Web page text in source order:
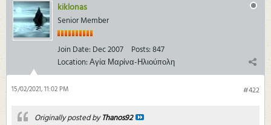
kiklonas
Senior Member
Join Date: Dec 2007 Posts:847
Location:Αγία Μαρίνα-Ηλιούπολη
#422
15/02/2021, 11:02 PM
Originally posted byThanos92